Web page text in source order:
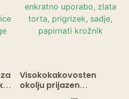
Visokokakovosten
okolju prijazen
pravokoten bel papir za